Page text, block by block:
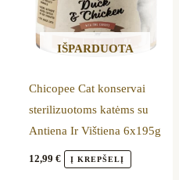
IŠPARDUOTA
Chicopee Cat konservai
sterilizuotoms katėms su
Antiena Ir Vištiena 6x195g
12,99 € Į KREPŠELĮ